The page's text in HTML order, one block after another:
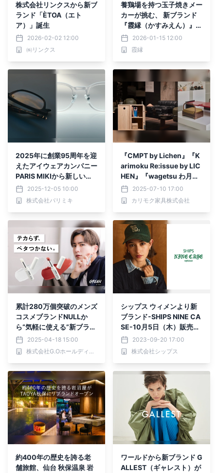
株式会社リンクスから新ブ
ランド「ÈTOA（エト
ア）」誕生
2026-02-02 12:00
㈱リンクス
養鶏場を持つ玉子焼きメー
カーが挑む、 新ブランド
『霞縁（かすみえん）』の
三層チーズケーキが １月
１５日（木）Makuakeに
て先行販売
2026-01-15 12:00
霞縁
2025年に創業95周年を迎
えたアイウェアカンパニー
PARIS MIKIから新しいア
イウェアブランド「by ey
e（バイ アイ）」がローン
チ
2025-12-05 10:00
株式会社パリミキ
『CMPT by Lichen』『K
arimoku Re:issue by LIC
HEN』『wagetsu わ月』
が8月13日（水）より発売
開始
2025-07-10 17:00
カリモク家具株式会社
累計280万個突破のメンズ
コスメブランドNULLか
ら“気軽に使える”新ブラン
ド【Grean by NULL】誕
生！第一弾は"清潔感"を演
出する男性向けリップを発
2025-04-18 15:00
株式会社G.Oホールディングス
シップス ウィメンより新
ブランド-SHIPS NINE CA
SE-10月5日（木）販売開
始に先駆けて、いよいよ本
日9月20（水）WEB LOO
K公開、先行予約販売スタ
2023-09-20 17:00
株式会社シップス
約400年の歴史を誇る老
舗旅館、仙台 秋保温泉 岩
ワールドから新ブランド G
ALLEST（ギャレスト）が